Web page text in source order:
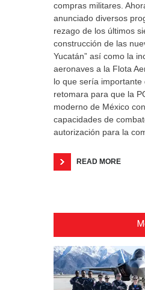
compras militares.
anunciado diversos
rezago de los últimos
construcción de las
Yucatán” así como la
aeronaves a la Flota
lo que sería importante
retomara para que la
moderno de México
capacidades de
autorización para la
READ MORE